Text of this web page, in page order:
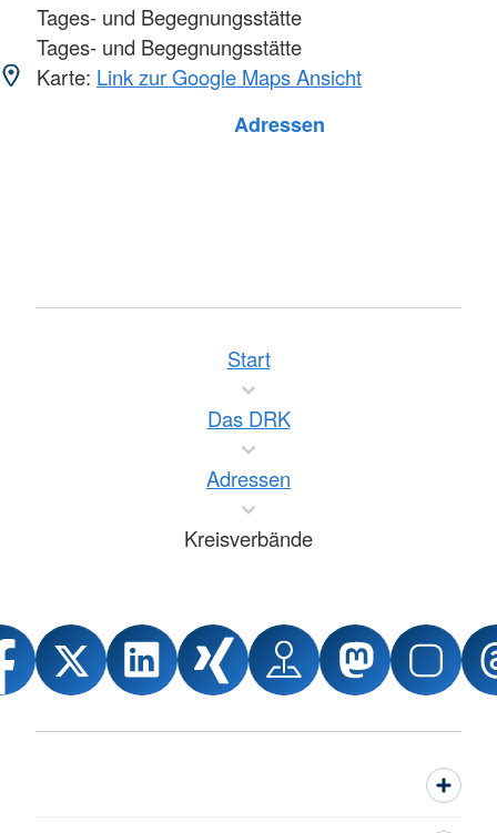
Tages- und Begegnungsstätte
Tages- und Begegnungsstätte
Karte: Link zur Google Maps Ansicht
Adressen
Start
Das DRK
Adressen
Kreisverbände